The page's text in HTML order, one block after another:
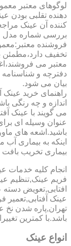
لوگوهای معتبر
دهنده تقلبی بودن
کننده آن عینک
بررسی شماره مدل
فروشنده
تخفیف
معتبر می
دفترچه و
بیان می شود.
راهنمای خرید
اندازه و چه رنگی
می گویند با عینک
عنوان وسیله ای
باشید.اشعه های
اینکه به بیماری
بیماری تخریب
انجام کلیه خدمات
فریم عینک,تنظیم
افتابی,تعویض
عینک آفتابی,تعمیر
تهران,پاره شدن
باشد.با کمترین
انواع عینک